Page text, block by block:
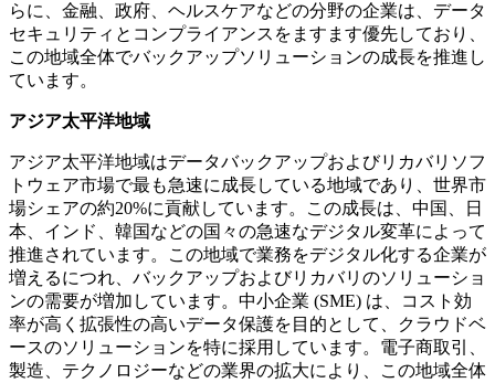
らに、金融、政府、ヘルスケアなどの分野の企業は、データ
セキュリティとコンプライアンスをますます優先しており、
この地域全体でバックアップソリューションの成長を推進し
ています。
アジア太平洋地域
アジア太平洋地域はデータバックアップおよびリカバリソフ
トウェア市場で最も急速に成長している地域であり、世界市
場シェアの約20%に貢献しています。この成長は、中国、日
本、インド、韓国などの国々の急速なデジタル変革によって
推進されています。この地域で業務をデジタル化する企業が
増えるにつれ、バックアップおよびリカバリのソリューショ
ンの需要が増加しています。中小企業 (SME) は、コスト効
率が高く拡張性の高いデータ保護を目的として、クラウドベ
ースのソリューションを特に採用しています。電子商取引、
製造、テクノロジーなどの業界の拡大により、この地域全体